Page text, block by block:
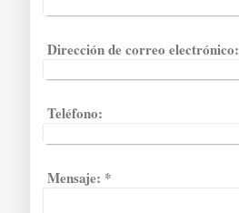
Dirección de correo electrónico:
Teléfono:
Mensaje: *